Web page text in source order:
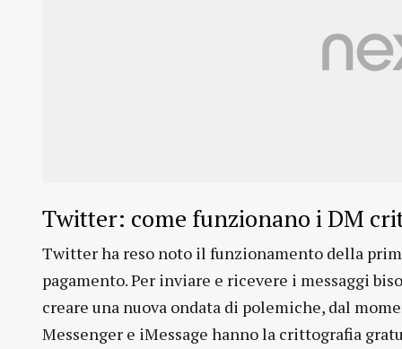
Twitter: come funzionano i DM
Twitter ha reso noto il funzionamento della
pagamento. Per inviare e ricevere i messaggi
creare una nuova ondata di polemiche, dal
Messenger e iMessage hanno la crittografia